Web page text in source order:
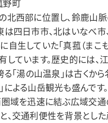
町
北西部に位置し、鈴鹿山
は四日市市、北はいなべ
自生していた「真菰（ま
しています。歴史的には
「湯の山温泉」は古くか
による山岳観光も盛んで
圏域を迅速に結ぶ広域交
、交通利便性を背景とし